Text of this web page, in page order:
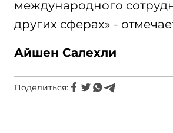
международного
других сферах» -
Айшен Салехли
Поделиться: